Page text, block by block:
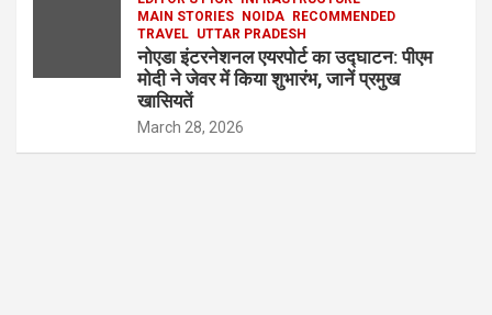
MAIN STORIES
NOIDA
RECOMMENDED
TRAVEL UTTAR PRADESH
नोएडा इंटरनेशनल एयरपोर्ट का उद्घाटन: पीएम
मोदी ने जेवर में किया शुभारंभ, जानें प्रमुख
खासियतें
March 28, 2026